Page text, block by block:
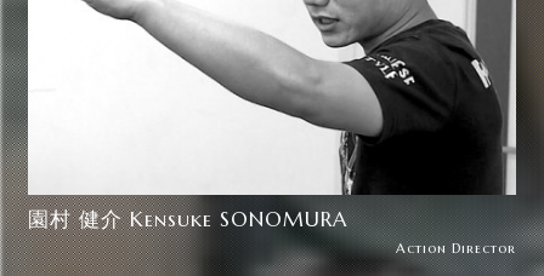
園村 健介 Kensuke SONOMURA
Action Director